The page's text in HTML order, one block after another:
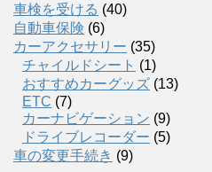
車検を受ける (40)
自動車保険 (6)
カーアクセサリー (35)
チャイルドシート (1)
おすすめカーグッズ (13)
ETC (7)
カーナビゲーション (9)
ドライブレコーダー (5)
車の変更手続き (9)